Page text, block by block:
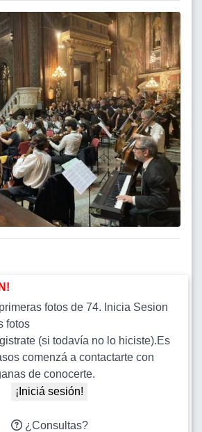
fotos de 74. Inicia Sesion
fotos
(si todavía no lo hiciste).Es
comenzá a contactarte con
de conocerte.
¡Iniciá sesión!
¿Consultas?